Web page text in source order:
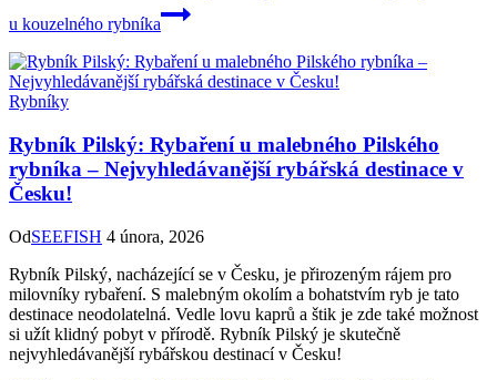
u kouzelného rybníka
Rybníky
Rybník Pilský: Rybaření u malebného Pilského
rybníka – Nejvyhledávanější rybářská destinace v
Česku!
OdSEEFISH 4 února, 2026
Rybník Pilský, nacházející se v Česku, je přirozeným rájem pro
milovníky rybaření. S malebným okolím a bohatstvím ryb je tato
destinace neodolatelná. Vedle lovu kaprů a štik je zde také možnost
si užít klidný pobyt v přírodě. Rybník Pilský je skutečně
nejvyhledávanější rybářskou destinací v Česku!